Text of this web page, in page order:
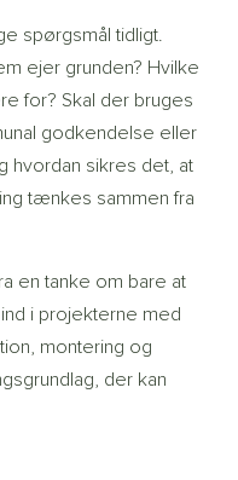
spørgsmål tidligt.
ejer grunden? Hvilke
for? Skal der bruges
godkendelse eller
hvordan sikres det, at
tænkes sammen fra
en tanke om bare at
i projekterne med
montering og
der kan